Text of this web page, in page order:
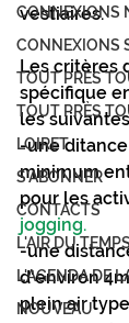
CONNEXIONS
CONNEXIONS
TOUT PRÈS
TOUT PRÈS
LOIRET
S'ABONNER
CONTACTS
L'AIR DU TEMPS
L'AGENDA DE
NOUVEAU
vestiaires.
Les critères
spécifique
les
-une
minimum
pour les
jogging.
-une
d'environ
plein air type